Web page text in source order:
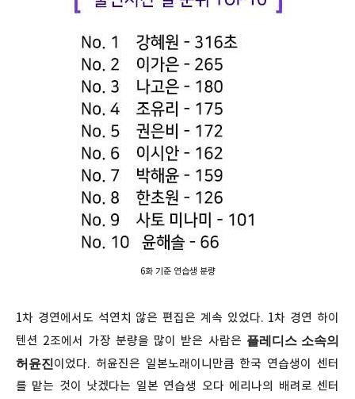
6화 기준 연습생 분량
1차 경연에서도 석연치 않은 편집은 계속 있었다. 1차 경연 하이
텐션 2조에서 가장 분량을 많이 받은 사람은 플레디스 소속의
허윤진이었다. 허윤진은 일본노래이니만큼 한국 연습생이 센터
를 맡는 것이 낫겠다는 일본 연습생 오다 에리나의 배려로 센터